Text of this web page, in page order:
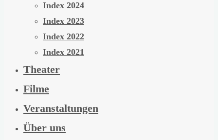
Index 2024
Index 2023
Index 2022
Index 2021
Theater
Filme
Veranstaltungen
Über uns